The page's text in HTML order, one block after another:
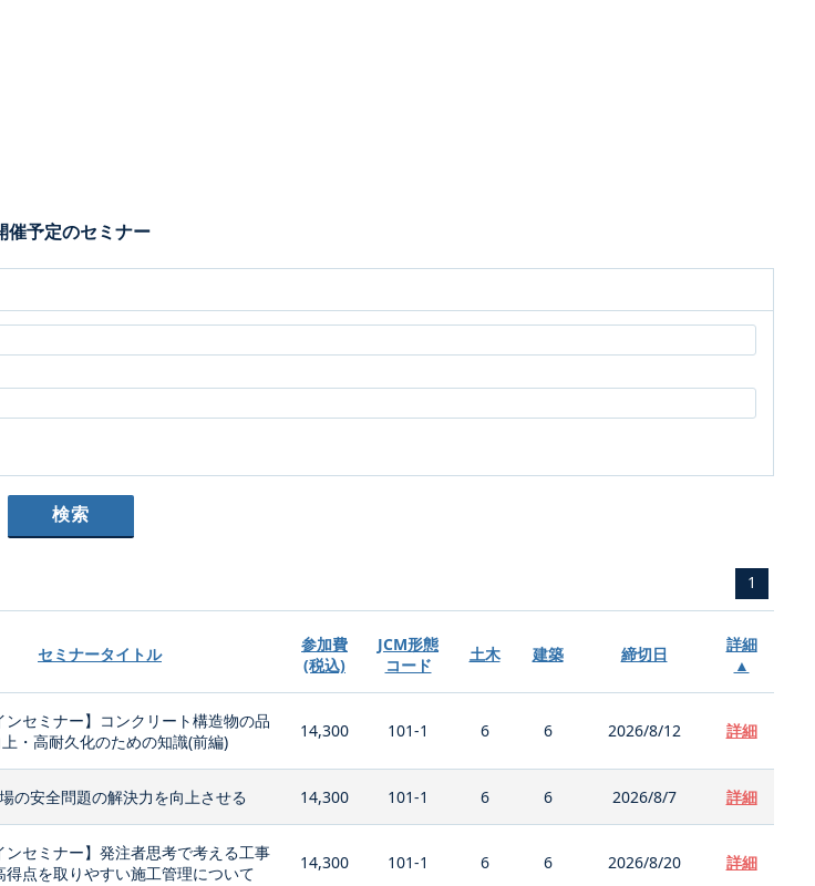
催予定のセミナー
1
セミナータイトル
参加費
(税込)
JCM形態
コード
土木 建築 締切日
詳細
▲
ンセミナー】コンクリート構造物の品
・高耐久化のための知識(前編)
14,300 101-1 6 6 2026/8/12 詳細
の安全問題の解決力を向上させる 14,300 101-1 6 6 2026/8/7 詳細
ンセミナー】発注者思考で考える工事
得点を取りやすい施工管理について
14,300 101-1 6 6 2026/8/20 詳細